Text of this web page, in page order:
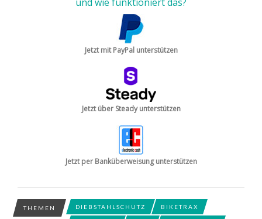
Jetzt mit PayPal unterstützen
Jetzt über Steady unterstützen
Jetzt per Banküberweisung unterstützen
THEMEN DIEBSTAHLSCHUTZ BIKETRAX